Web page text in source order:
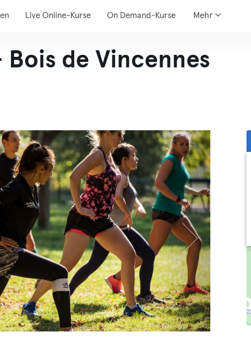
Live Online-Kurse On Demand-Kurse Mehr
de Vincennes